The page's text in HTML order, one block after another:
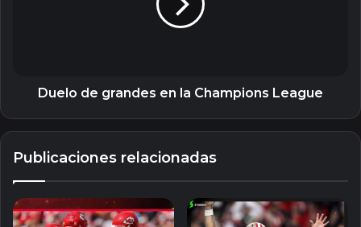
Duelo de grandes en la Champions League
Publicaciones relacionadas